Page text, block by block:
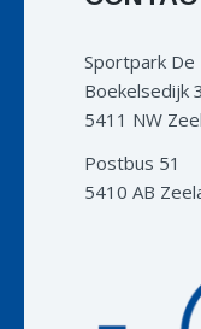
Sportpark De
Boekelsedijk 3
5411 NW
Postbus 51
5410 AB